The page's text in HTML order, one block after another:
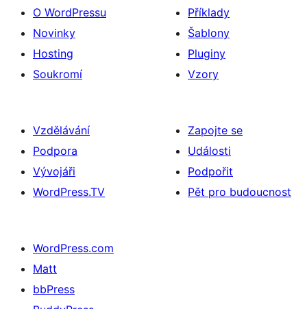
O WordPressu
Novinky
Hosting
Soukromí
Příklady
Šablony
Pluginy
Vzory
Vzdělávání
Podpora
Vývojáři
WordPress.TV
Zapojte se
Události
Podpořit
Pět pro budoucnost
WordPress.com
Matt
bbPress